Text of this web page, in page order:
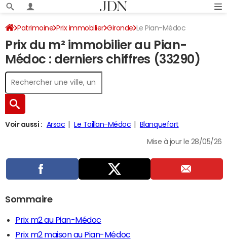
Patrimoine Prix immobilier Gironde Le Pian-Médoc
Prix du m² immobilier au Pian-
Médoc : derniers chiffres (33290)
Voir aussi : Arsac Le Taillan-Médoc Blanquefort
Mise à jour le 28/05/26
Sommaire
Prix m2 au Pian-Médoc
Prix m2 maison au Pian-Médoc